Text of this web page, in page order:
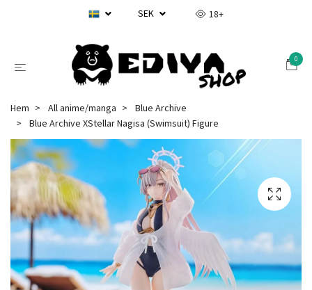
SEK 18+
0
Hem All anime/manga
Blue Archive
Blue Archive XStellar Nagisa (Swimsuit) Figure